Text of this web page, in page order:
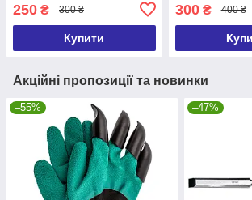
250 ₴ 300 ₴
Купити
300₴ 400 ₴
Акційні пропозиції та новинки
–55% –47%